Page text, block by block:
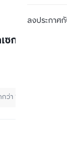
ลงประกาศกั
กคิวทีฟ
ว่า 100000